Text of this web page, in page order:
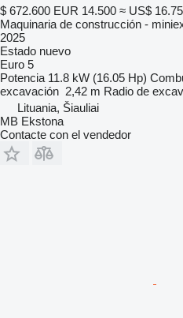
$ 672.600 EUR 14.500 ≈ US$
Maquinaria de construcción -
2025
Estado nuevo
Euro 5
Potencia 11.8 kW (16.05 Hp)
excavación 2,42 m Radio de
Lituania, Šiauliai
MB Ekstona
Contacte con el vendedor